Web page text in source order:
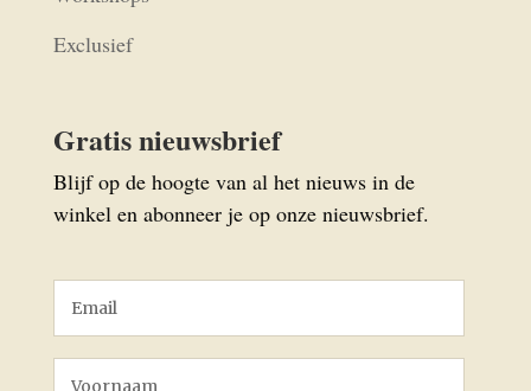
Exclusief
Gratis nieuwsbrief
Blijf op de hoogte van al het nieuws in de
winkel en abonneer je op onze nieuwsbrief.